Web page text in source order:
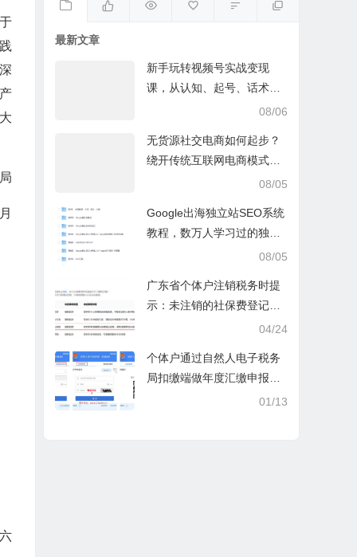
最新文章
新手玩转视频号实战变现
课，从认知、起号、话术、
选品、开播到投放的全链路
08/06
无货源社交电商如何起步？
绕开传统互联网电商模式撒
豆成兵，实现跨平台交易实
08/05
Google出海独立站SEO系统
教程，数万人学习过的独立
08/05
广东省个体户注销税务时提
示：未注销的社保费登记信
04/24
个体户通过自然人电子税务
局扣缴端做年度汇缴申报税
时显示要交税，不是可以免
01/13